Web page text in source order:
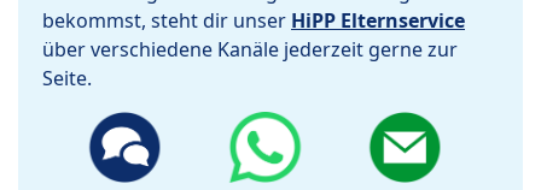
bekommst, steht dir unser HiPP Elternservice
über verschiedene Kanäle jederzeit gerne zur
Seite.